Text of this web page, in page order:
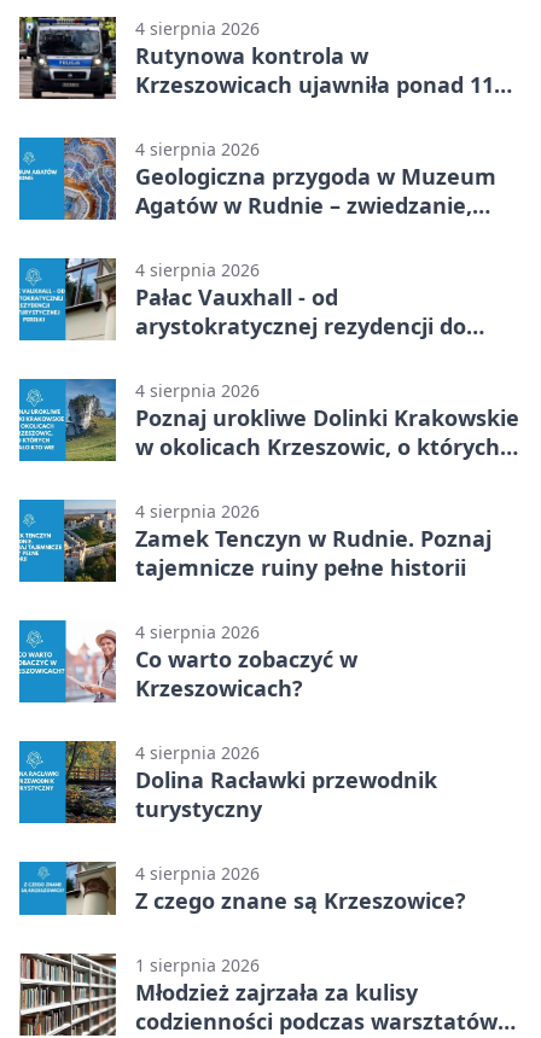
4 sierpnia 2026
Rutynowa kontrola w
Krzeszowicach ujawniła ponad 110
4 sierpnia 2026
Geologiczna przygoda w Muzeum
Agatów w Rudnie – zwiedzanie,
minerałów
4 sierpnia 2026
Pałac Vauxhall - od
arystokratycznej rezydencji do
4 sierpnia 2026
Poznaj urokliwe Dolinki Krakowskie
w okolicach Krzeszowic, o których
4 sierpnia 2026
Zamek Tenczyn w Rudnie. Poznaj
tajemnicze ruiny pełne historii
4 sierpnia 2026
Co warto zobaczyć w
Krzeszowicach?
4 sierpnia 2026
Dolina Racławki przewodnik
turystyczny
4 sierpnia 2026
Z czego znane są Krzeszowice?
1 sierpnia 2026
Młodzież zajrzała za kulisy
codzienności podczas warsztatów